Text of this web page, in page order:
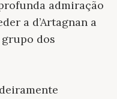
admiração
a d’Artagnan a
dos